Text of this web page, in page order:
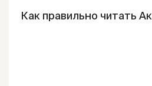
Как правильно читать